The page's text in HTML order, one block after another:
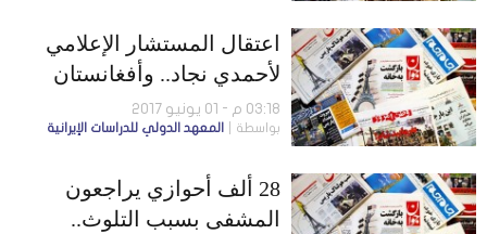
اعتقال المستشار الإعلامي
لأحمدي نجاد.. وأفغانستان
تحقق مع داعشي إيراني
03:18 م - 01 يونيو 2017
بواسطة المعهد الدولي للدراسات الإيرانية
28 ألف أحوازي يراجعون
المشفى بسبب التلوث..